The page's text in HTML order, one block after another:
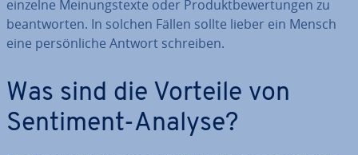
einzelne Mei­nungs­tex­te oder Pro­dukt­be­wer­tun­gen zu
be­ant­wor­ten. In solchen Fällen sollte lieber ein Mensch
eine per­sön­li­che Antwort schreiben.
Was sind die Vorteile von
Sentiment-Analyse?